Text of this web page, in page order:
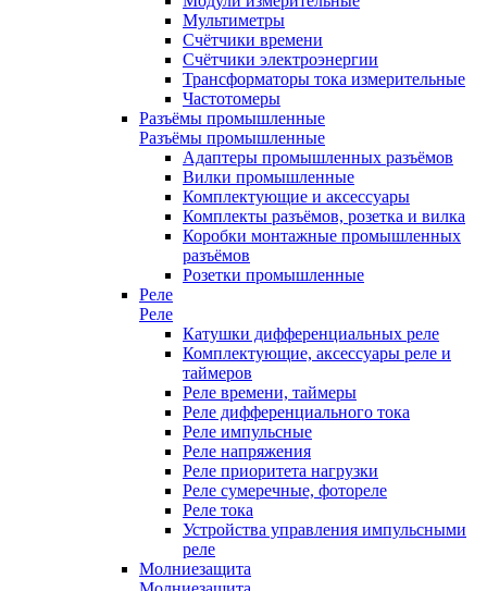
Мультиметры
Счётчики времени
Счётчики электроэнергии
Трансформаторы тока измерительные
Частотомеры
Разъёмы промышленные
Разъёмы промышленные
Адаптеры промышленных разъёмов
Вилки промышленные
Комплектующие и аксессуары
Комплекты разъёмов, розетка и вилка
Коробки монтажные промышленных
разъёмов
Розетки промышленные
Реле
Реле
Катушки дифференциальных реле
Комплектующие, аксессуары реле и
таймеров
Реле времени, таймеры
Реле дифференциального тока
Реле импульсные
Реле напряжения
Реле приоритета нагрузки
Реле сумеречные, фотореле
Реле тока
Устройства управления импульсными
реле
Молниезащита